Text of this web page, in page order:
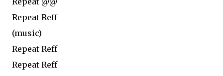
Repeat Reff
(music)
Repeat Reff
Repeat Reff